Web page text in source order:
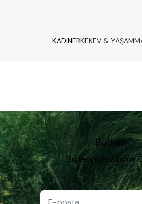
KADINERKEKEV & YAŞAM
Bülten
Bültenimize Abone